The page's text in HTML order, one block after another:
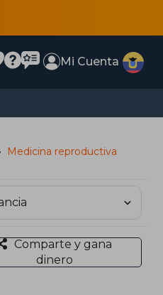
Mi Cuenta
Medicina reproductiva
Comparte y gana
dinero